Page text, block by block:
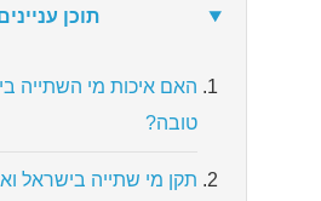
תוכן
האם איכות מי השתייה
טובה?
תקן מי שתייה בישראל